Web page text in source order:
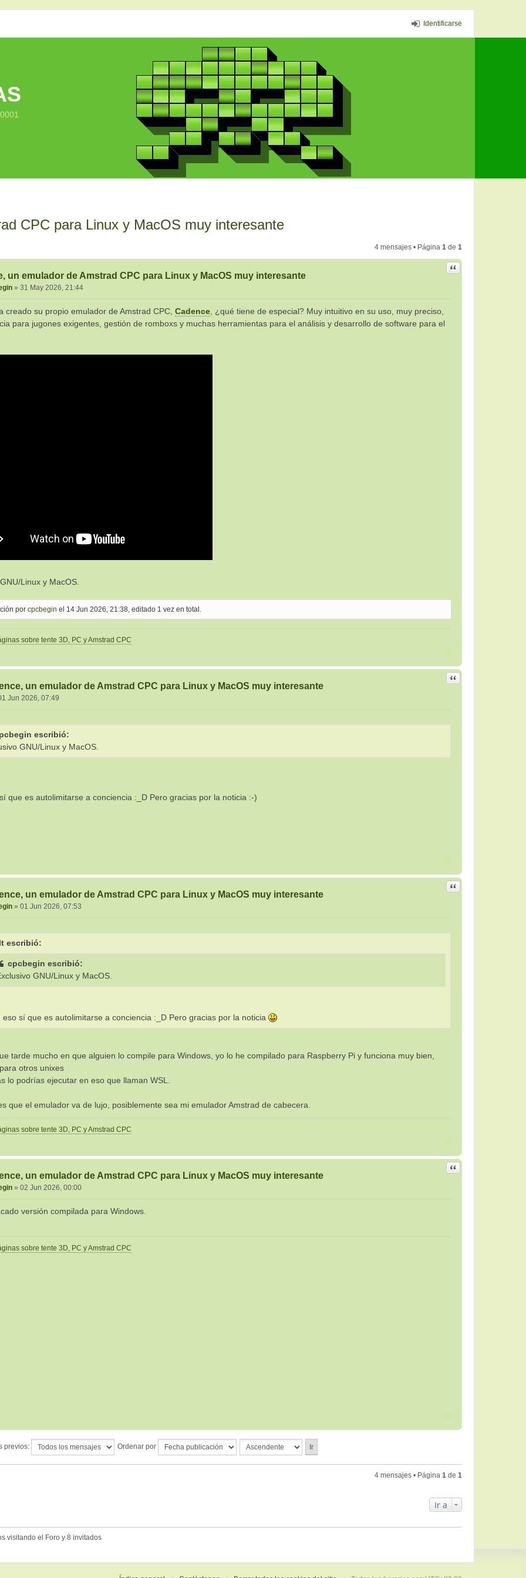
Identificarse
CPC para Linux y MacOS muy interesante
4 mensajes • Página 1 de 1
un emulador de Amstrad CPC para Linux y MacOS muy interesante
Citar
» 31 May 2026, 21:44
creado su propio emulador de Amstrad CPC, Cadence , ¿qué tiene de especial? Muy intuitivo en su uso, muy preciso,
para jugones exigentes, gestión de romboxs y muchas herramientas para el análisis y desarrollo de software para el
Linux y MacOS.
por cpcbegin el 14 Jun 2026, 21:38, editado 1 vez en total.
sobre tente 3D, PC y Amstrad CPC
un emulador de Amstrad CPC para Linux y MacOS muy interesante
Citar
Jun 2026, 07:49
escribió:
GNU/Linux y MacOS.
que es autolimitarse a conciencia :_D Pero gracias por la noticia :-)
un emulador de Amstrad CPC para Linux y MacOS muy interesante
Citar
» 01 Jun 2026, 07:53
escribió:
cpcbegin escribió:
GNU/Linux y MacOS.
eso sí que es autolimitarse a conciencia :_D Pero gracias por la noticia
tarde mucho en que alguien lo compile para Windows, yo lo he compilado para Raspberry Pi y funciona muy bien,
otros unixes
lo podrías ejecutar en eso que llaman WSL.
que el emulador va de lujo, posiblemente sea mi emulador Amstrad de cabecera.
sobre tente 3D, PC y Amstrad CPC
un emulador de Amstrad CPC para Linux y MacOS muy interesante
Citar
» 02 Jun 2026, 00:00
versión compilada para Windows.
sobre tente 3D, PC y Amstrad CPC
previos: Ordenar por
4 mensajes • Página 1 de 1
Ir a
visitando el Foro y 8 invitados